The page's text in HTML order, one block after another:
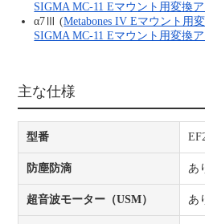
SIGMA MC-11 Eマウント用変換
α7Ⅲ (Metabones IV Eマウント用
SIGMA MC-11 Eマウント用変換
主な仕様
型番
防塵防滴 あ
超音波モーター（USM） あ